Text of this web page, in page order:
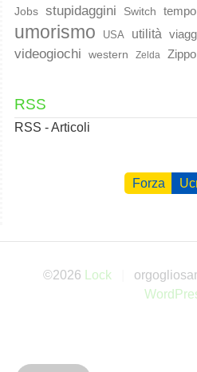
Jobs stupidaggini Switch tempo
umorismo USA utilità
videogiochi western Zelda Zippo
RSS
RSS - Articoli
Forza
©2026 Lock